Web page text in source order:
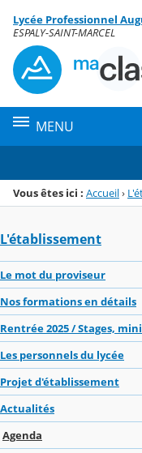
Menu de la rubrique
Contenu
Lycée Professionnel
ESPALY-SAINT-MARCEL
MENU
Vous êtes ici : Accueil›
L'établissement
Le mot du proviseur
Nos formations en détails
Rentrée 2025 / Stages,
Les personnels du lycée
Projet d'établissement
Actualités
Agenda